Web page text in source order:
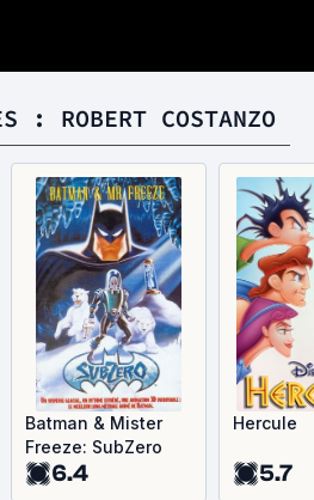
: ROBERT COSTANZO
Batman & Mister
Freeze: SubZero
6.4
Hercule
5.7